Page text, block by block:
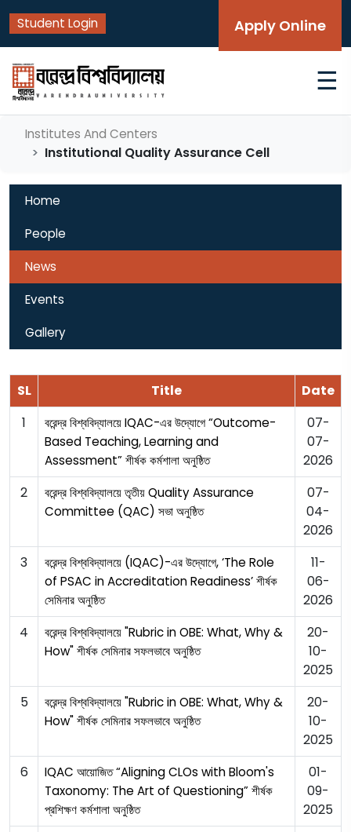
Student Login Apply Online
☰
Institutes And Centers
Institutional Quality Assurance Cell
Home
People
News
Events
Gallery
SL Title
Date
1
বরেন্দ্র বিশ্ববিদ্যালয়ে IQAC-এর উদ্যোগে “Outcome-
Based Teaching, Learning and
Assessment” শীর্ষক কর্মশালা অনুষ্ঠিত
07-
07-
2026
2
বরেন্দ্র বিশ্ববিদ্যালয়ে তৃতীয় Quality Assurance
Committee (QAC) সভা অনুষ্ঠিত
07-
04-
2026
3
বরেন্দ্র বিশ্ববিদ্যালয়ে (IQAC)-এর উদ্যোগে, ‘The Role
of PSAC in Accreditation Readiness’ শীর্ষক
সেমিনার অনুষ্ঠিত
11-
06-
2026
4
বরেন্দ্র বিশ্ববিদ্যালয়ে "Rubric in OBE: What, Why &
How" শীর্ষক সেমিনার সফলভাবে অনুষ্ঠিত
20-
10-
2025
5
বরেন্দ্র বিশ্ববিদ্যালয়ে "Rubric in OBE: What, Why &
How" শীর্ষক সেমিনার সফলভাবে অনুষ্ঠিত
20-
10-
2025
6
IQAC আয়োজিত “Aligning CLOs with Bloom's
Taxonomy: The Art of Questioning” শীর্ষক
প্রশিক্ষণ কর্মশালা অনুষ্ঠিত
01-
09-
2025